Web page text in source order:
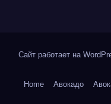
Сайт работает на
Home Авокадо